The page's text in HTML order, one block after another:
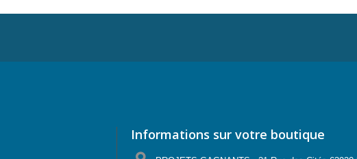
Informations sur votre boutique